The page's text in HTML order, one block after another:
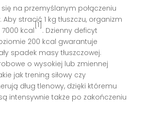
na przemyślanym połączeniu
stracić 1 kg tłuszczu, organizm
kcal
[1]
. Dzienny deficyt
200 kcal gwarantuje
spadek masy tłuszczowej.
o wysokiej lub zmiennej
jak trening siłowy czy
dług tlenowy, dzięki któremu
intensywnie także po zakończeniu